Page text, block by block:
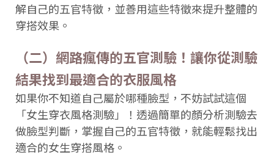
解自己的五官特徵，並善用這些特徵來提升整體的
穿搭效果。
（二）網路瘋傳的五官測驗！讓你從測驗
結果找到最適合的衣服風格
如果你不知道自己屬於哪種臉型，不妨試試這個
「女生穿衣風格測驗」！透過簡單的顏分析測驗去
做臉型判斷，掌握自己的五官特徵，就能輕鬆找出
適合的女生穿搭風格。